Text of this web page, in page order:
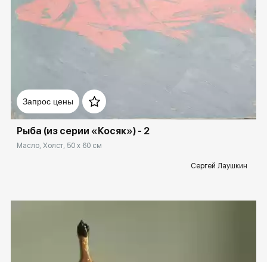
Запрос цены
Рыба (из серии «Косяк») - 2
Масло, Холст, 50 x 60 см
Сергей Лаушкин